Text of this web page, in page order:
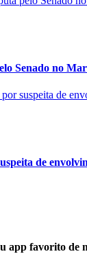
Senado no
de
app favorito de